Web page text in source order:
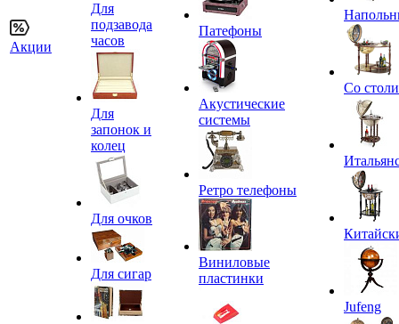
Акции
Для
подзавода
часов
Для
запонок и
колец
Для очков
Для сигар
Патефоны
Акустические
системы
Ретро телефоны
Виниловые
пластинки
Со
Jufeng